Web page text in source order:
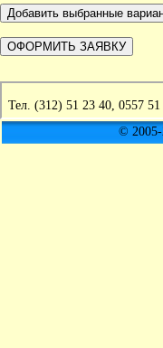
Тел. (312) 51 23 40, 0557 51
©